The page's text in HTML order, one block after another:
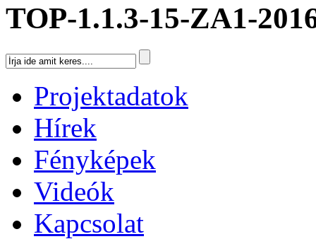
TOP-1.1.3-15-ZA1-
Projektadatok
Hírek
Fényképek
Videók
Kapcsolat